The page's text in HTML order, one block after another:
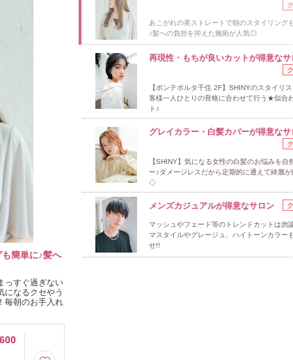
簡単に♪髪へ
っすぐ過ぎない
なるクセやう
毎朝のお手入れ
あこがれの美ストレートで朝のスタイリング
♪髪への負担を抑えた施術が人気◎
再現性・もちが良いカットが得意なサ
【ポンテポルタ千住 2F】SHINYのスタイリ
客様一人ひとりの骨格に合わせて行う★似合
ト♪
グレイカラー・白髪カバーが得意なサ
【SHINY】気になる女性の白髪のお悩みを自
ー♪ダメージレスだから定期的に通えて綺麗
◇
メンズカジュアルが得意なサロン
マッシュやフェード等のトレンドカットは勿
マスタイルやグレージュ、ハイトーンカラー
せ!!